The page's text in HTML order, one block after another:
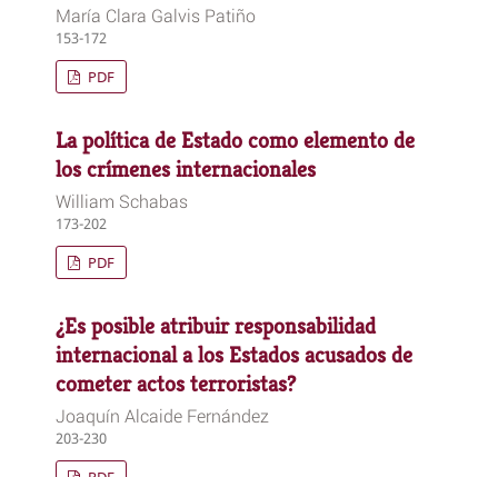
María Clara Galvis Patiño
153-172
PDF
La política de Estado como elemento de
los crímenes internacionales
William Schabas
173-202
PDF
¿Es posible atribuir responsabilidad
internacional a los Estados acusados de
cometer actos terroristas?
Joaquín Alcaide Fernández
203-230